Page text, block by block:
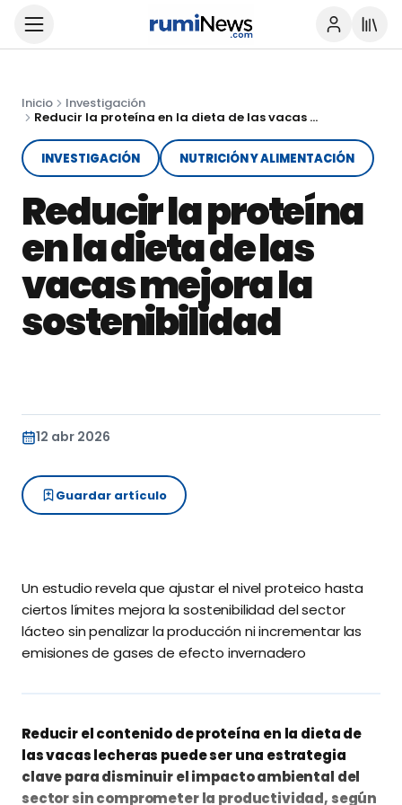
Inicio
Investigación
Reducir la proteína en la dieta de las vacas mejora la sostenibilidad
INVESTIGACIÓN NUTRICIÓN Y ALIMENTACIÓN
Reducir la proteína
en la dieta de las
vacas mejora la
sostenibilidad
12 abr 2026
Guardar artículo
Un estudio revela que ajustar el nivel proteico hasta
ciertos límites mejora la sostenibilidad del sector
lácteo sin penalizar la producción ni incrementar las
emisiones de gases de efecto invernadero
Reducir el contenido de proteína en la dieta de
las vacas lecheras puede ser una estrategia
clave para disminuir el impacto ambiental del
sector sin comprometer la productividad, según